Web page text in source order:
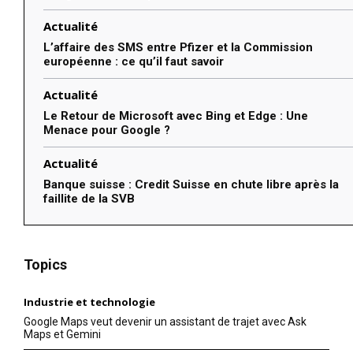
Actualité
L’affaire des SMS entre Pfizer et la Commission
européenne : ce qu’il faut savoir
Actualité
Le Retour de Microsoft avec Bing et Edge : Une
Menace pour Google ?
Actualité
Banque suisse : Credit Suisse en chute libre après la
faillite de la SVB
Topics
Industrie et technologie
Google Maps veut devenir un assistant de trajet avec Ask
Maps et Gemini